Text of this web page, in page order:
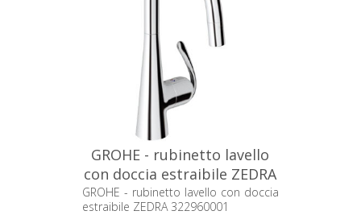
GROHE - rubinetto lavello
con doccia estraibile ZEDRA
322960001
GROHE - rubinetto lavello con doccia
estraibile ZEDRA 322960001